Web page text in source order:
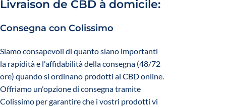
Livraison de CBD à domicile:
Consegna con Colissimo
Siamo consapevoli di quanto siano importanti
la rapidità e l'affidabilità della consegna (48/72
ore) quando si ordinano prodotti al CBD online.
Offriamo un'opzione di consegna tramite
Colissimo per garantire che i vostri prodotti vi